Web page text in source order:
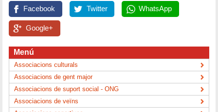
Facebook Twitter WhatsApp
Google+
Menú
Associacions culturals
Associacions de gent major
Associacions de suport social - ONG
Associacions de veïns